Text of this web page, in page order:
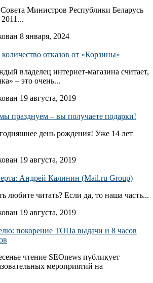
Министров Республики Беларусь
8 января, 2024
отказов от «Корзины»
владелец интернет-магазина считает,
– это очень...
19 августа, 2019
празднуем – вы получаете подарки!
день рождения! Уже 14 лет
19 августа, 2019
Андрей Калинин (Mail.ru Group)
любите читать? Если да, то наша часть...
19 августа, 2019
покорение ТОПа выдачи и 8 часов
чтение SEOnews публикует
мероприятий на